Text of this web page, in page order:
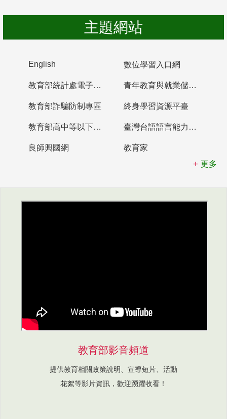
主題網站
English 數位學習入口網
教育部統計處電子書櫃 青年教育與就業儲蓄帳戶
教育部詐騙防制專區 終身學習資源平臺
教育部高中等以下學校及幼兒園教師資格檢定考試 臺灣台語語言能力認證網站
良師興國網
教育家
更多
教育部影音頻道
提供教育相關政策說明、宣導短片、活動
花絮等影片資訊，歡迎踴躍收看！